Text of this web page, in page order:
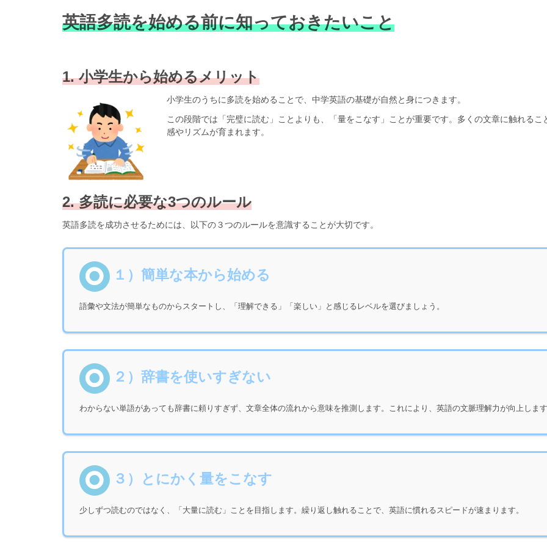
英語多読を始める前に知っておきたいこと
1. 小学生から始めるメリット
小学生のうちに多読を始めることで、中学英語の基礎が自然と身につきます。
この段階では「完璧に読む」ことよりも、「量をこなす」ことが重要です。多くの文章に触れるこ
感やリズムが育まれます。
2. 多読に必要な3つのルール
英語多読を成功させるためには、以下の３つのルールを意識することが大切です。
１）簡単な本から始める
語彙や文法が簡単なものからスタートし、「理解できる」「楽しい」と感じるレベルを選びましょう。
２）辞書を使いすぎない
わからない単語があっても辞書に頼りすぎず、文章全体の流れから意味を推測します。これにより、英語の文脈理解力が向上しま
３）とにかく量をこなす
少しずつ読むのではなく、「大量に読む」ことを目指します。繰り返し触れることで、英語に慣れるスピードが速まります。